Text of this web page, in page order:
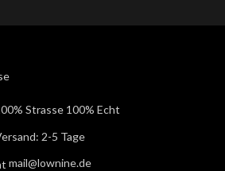
Strasse 100% Echt
2-5 Tage
mail@lownine.de